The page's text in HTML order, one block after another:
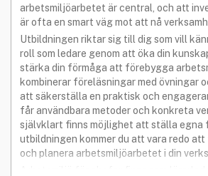
arbetsmiljöarbetet är central, och att
är ofta en smart väg mot att nå
Utbildningen riktar sig till dig som vill
roll som ledare genom att öka din
stärka din förmåga att förebygga
kombinerar föreläsningar med övningar
att säkerställa en praktisk och
får användbara metoder och konkreta
självklart finns möjlighet att ställa egna
utbildningen kommer du att vara redo
och planera arbetsmiljöarbetet i din